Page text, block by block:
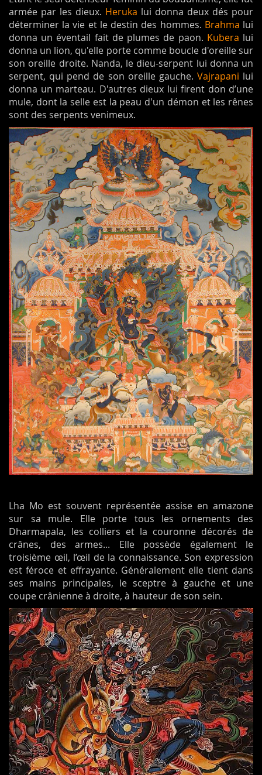
armée par les dieux. Heruka lui donna deux dés pour
déterminer la vie et le destin des hommes. Brahma lui
donna un éventail fait de plumes de paon. Kubera lui
donna un lion, qu'elle porte comme boucle d'oreille sur
son oreille droite. Nanda, le dieu-serpent lui donna un
serpent, qui pend de son oreille gauche. Vajrapani lui
donna un marteau. D'autres dieux lui firent don d’une
mule, dont la selle est la peau d'un démon et les rênes
sont des serpents venimeux.
Lha Mo est souvent représentée assise en amazone
sur sa mule. Elle porte tous les ornements des
Dharmapala, les colliers et la couronne décorés de
crânes, des armes... Elle possède également le
troisième œil, l’œil de la connaissance. Son expression
est féroce et effrayante. Généralement elle tient dans
ses mains principales, le sceptre à gauche et une
coupe crânienne à droite, à hauteur de son sein.